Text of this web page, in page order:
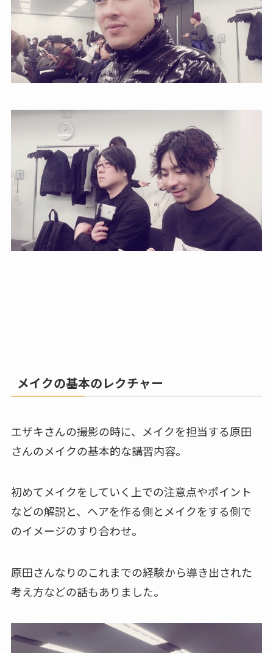
メイクの基本のレクチャー
エザキさんの撮影の時に、メイクを担当する原田
さんのメイクの基本的な講習内容。
初めてメイクをしていく上での注意点やポイント
などの解説と、ヘアを作る側とメイクをする側で
のイメージのすり合わせ。
原田さんなりのこれまでの経験から導き出された
考え方などの話もありました。